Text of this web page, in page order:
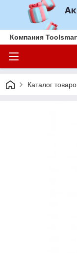
Компания
Каталог